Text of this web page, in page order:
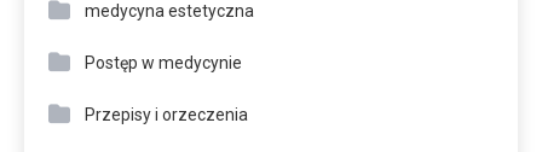
medycyna estetyczna
Postęp w medycynie
Przepisy i orzeczenia